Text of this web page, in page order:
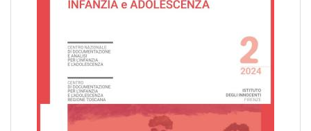
l'adolescenza